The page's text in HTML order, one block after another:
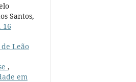
Santos,
16
Leão
,
em